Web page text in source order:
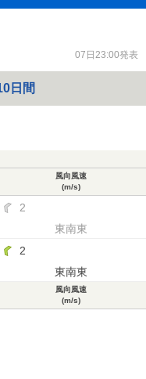
07日23:00発表
日間
風向風速
(m/s)
2
東南東
2
東南東
風向風速
(m/s)